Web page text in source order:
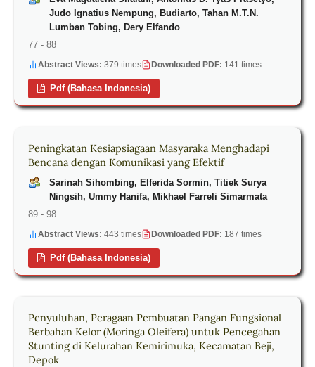
Judo Ignatius Nempung, Budiarto, Tahan M.T.N.
Lumban Tobing, Dery Elfando
77 - 88
Abstract Views: 379 times Downloaded PDF: 141 times
Pdf (Bahasa Indonesia)
Peningkatan Kesiapsiagaan Masyaraka Menghadapi
Bencana dengan Komunikasi yang Efektif
Sarinah Sihombing, Elferida Sormin, Titiek Surya
Ningsih, Ummy Hanifa, Mikhael Farreli Simarmata
89 - 98
Abstract Views: 443 times Downloaded PDF: 187 times
Pdf (Bahasa Indonesia)
Penyuluhan, Peragaan Pembuatan Pangan Fungsional
Berbahan Kelor (Moringa Oleifera) untuk Pencegahan
Stunting di Kelurahan Kemirimuka, Kecamatan Beji,
Depok